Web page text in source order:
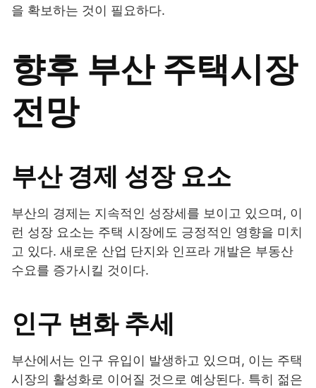
을 확보하는 것이 필요하다.
향후 부산 주택시장
전망
부산 경제 성장 요소
부산의 경제는 지속적인 성장세를 보이고 있으며, 이
런 성장 요소는 주택 시장에도 긍정적인 영향을 미치
고 있다. 새로운 산업 단지와 인프라 개발은 부동산
수요를 증가시킬 것이다.
인구 변화 추세
부산에서는 인구 유입이 발생하고 있으며, 이는 주택
시장의 활성화로 이어질 것으로 예상된다. 특히 젊은